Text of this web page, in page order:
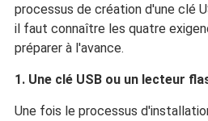
processus de création d'une clé
il faut connaître les quatre
préparer à l'avance.
1. Une clé USB ou un lecteur
Une fois le processus